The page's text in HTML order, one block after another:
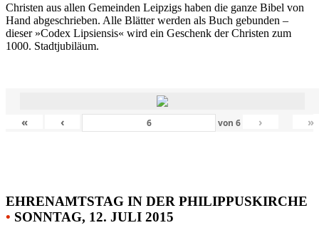
Christen aus allen Gemeinden Leipzigs haben die ganze Bibel von
Hand abgeschrieben. Alle Blätter werden als Buch gebunden –
dieser »Codex Lipsiensis« wird ein Geschenk der Christen zum
1000. Stadtjubiläum.
« ‹ von6 › »
EHRENAMTSTAG IN DER PHILIPPUSKIRCHE
• SONNTAG, 12. JULI 2015